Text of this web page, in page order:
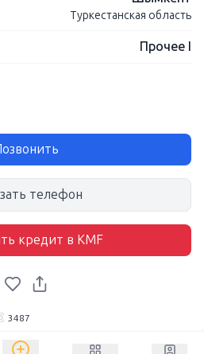
Туркестанская область
Прочее I
телефон
кредит в KMF
3487